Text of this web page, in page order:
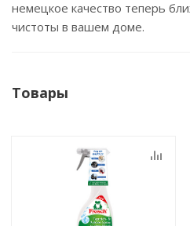
немецкое качество теперь
чистоты в вашем доме.
Товары